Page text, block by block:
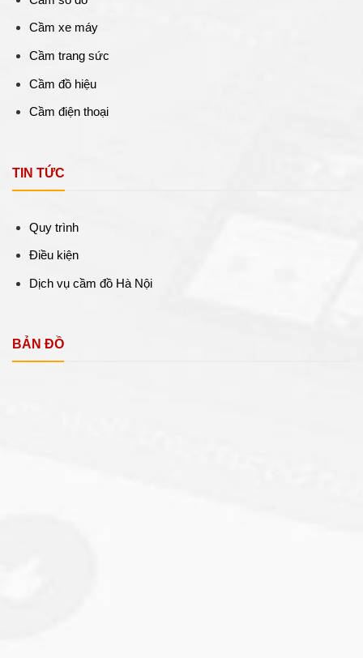
Cầm xe máy
Cầm trang sức
Cầm đồ hiệu
Cầm điện thoại
TIN TỨC
Quy trình
Điều kiện
Dịch vụ cầm đồ Hà Nội
BẢN ĐỒ